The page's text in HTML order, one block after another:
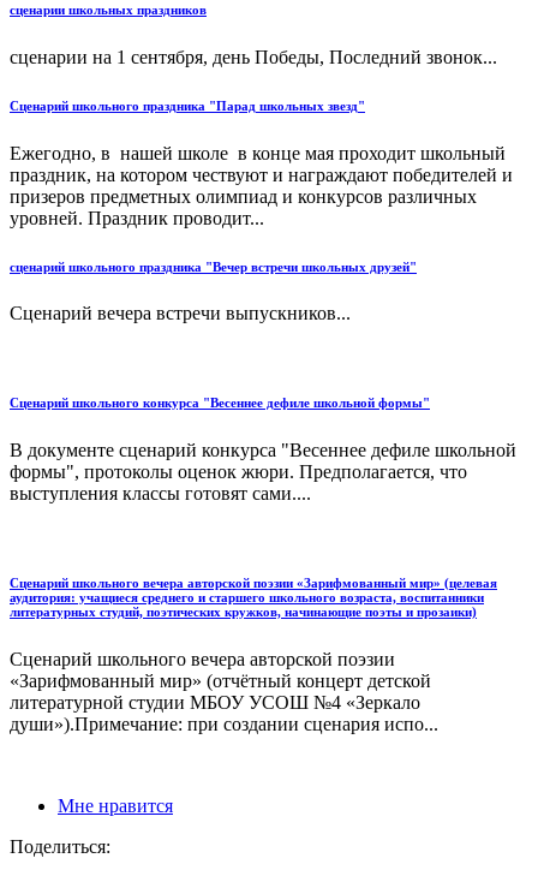
сценарии школьных праздников
сценарии на 1 сентября, день Победы, Последний звонок...
Сценарий школьного праздника "Парад школьных звезд"
Ежегодно, в нашей школе в конце мая проходит школьный
праздник, на котором чествуют и награждают победителей и
призеров предметных олимпиад и конкурсов различных
уровней. Праздник проводит...
сценарий школьного праздника "Вечер встречи школьных друзей"
Сценарий вечера встречи выпускников...
Сценарий школьного конкурса "Весеннее дефиле школьной формы"
В документе сценарий конкурса "Весеннее дефиле школьной
формы", протоколы оценок жюри. Предполагается, что
выступления классы готовят сами....
Сценарий школьного вечера авторской поэзии «Зарифмованный мир» (целевая
аудитория: учащиеся среднего и старшего школьного возраста, воспитанники
литературных студий, поэтических кружков, начинающие поэты и прозаики)
Сценарий школьного вечера авторской поэзии
«Зарифмованный мир» (отчётный концерт детской
литературной студии МБОУ УСОШ №4 «Зеркало
души»).Примечание: при создании сценария испо...
Мне нравится
Поделиться: